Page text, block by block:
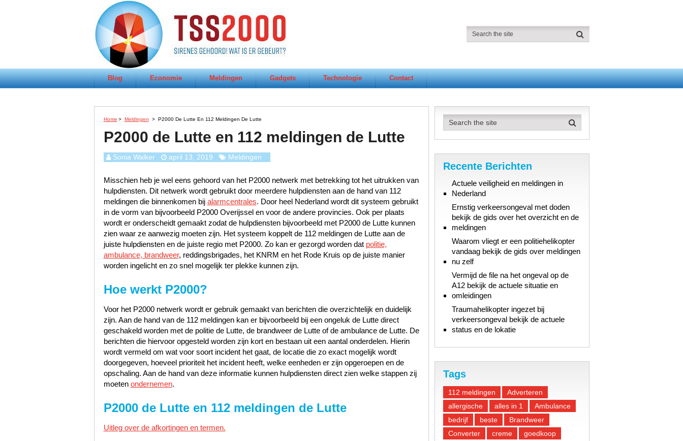
Blog Economie Meldingen Gadgets Technologie Contact
Home > Meldingen > P2000 De Lutte En 112 Meldingen De Lutte
P2000 de Lutte en 112 meldingen de Lutte
Sonia Walker april 13, 2019 Meldingen
Misschien heb je wel eens gehoord van het P2000 netwerk met betrekking tot het uitrukken van
hulpdiensten. Dit netwerk wordt gebruikt door meerdere hulpdiensten aan de hand van 112
meldingen die binnenkomen bij alarmcentrales. Door heel Nederland wordt dit systeem gebruikt
in de vorm van bijvoorbeeld P2000 Overijssel en voor de andere provincies. Ook per plaats
wordt er onderscheidt gemaakt zodat de hulpdiensten bijvoorbeeld met P2000 de Lutte kunnen
zien waar ze aanwezig moeten zijn. Het systeem koppelt de 112 meldingen de Lutte aan de
juiste hulpdiensten en de juiste regio met P2000. Zo kan er gezorgd worden dat politie,
ambulance, brandweer, reddingsbrigades, het KNRM en het Rode Kruis op de juiste manier
worden ingelicht en zo snel mogelijk ter plekke kunnen zijn.
Hoe werkt P2000?
Voor het P2000 netwerk wordt er gebruik gemaakt van berichten die overzichtelijk en duidelijk
zijn. Aan de hand van de 112 meldingen kan er bijvoorbeeld bij een ongeluk de Lutte direct
geschakeld worden met de politie de Lutte, de brandweer de Lutte of de ambulance de Lutte. De
berichten die hiervoor opgesteld worden zijn kort en bestaan uit een aantal onderdelen. Hierin
wordt vermeld om wat voor soort incident het gaat, de locatie die zo exact mogelijk wordt
doorgegeven, hoeveel prioriteit het incident heeft, welke eenheden er zijn opgeroepen en de
opschaling. Aan de hand van deze informatie kunnen hulpdiensten direct zien welke stappen zij
moeten ondernemen.
P2000 de Lutte en 112 meldingen de Lutte
Uitleg over de afkortingen en termen.
Recente Berichten
Actuele veiligheid en meldingen in
Nederland
Ernstig verkeersongeval met doden
bekijk de gids over het overzicht en de
meldingen
Waarom vliegt er een politiehelikopter
vandaag bekijk de gids over meldingen
nu zelf
Vermijd de file na het ongeval op de
A12 bekijk de actuele situatie en
omleidingen
Traumahelikopter ingezet bij
verkeersongeval bekijk de actuele
status en de lokatie
Tags
112 meldingen
Adverteren
allergische
alles in 1
Ambulance
bedrijf
beste
Brandweer
Converter
creme
goedkoop